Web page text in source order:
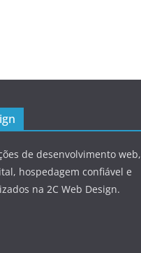
de desenvolvimento web,
hospedagem confiável e
na 2C Web Design.